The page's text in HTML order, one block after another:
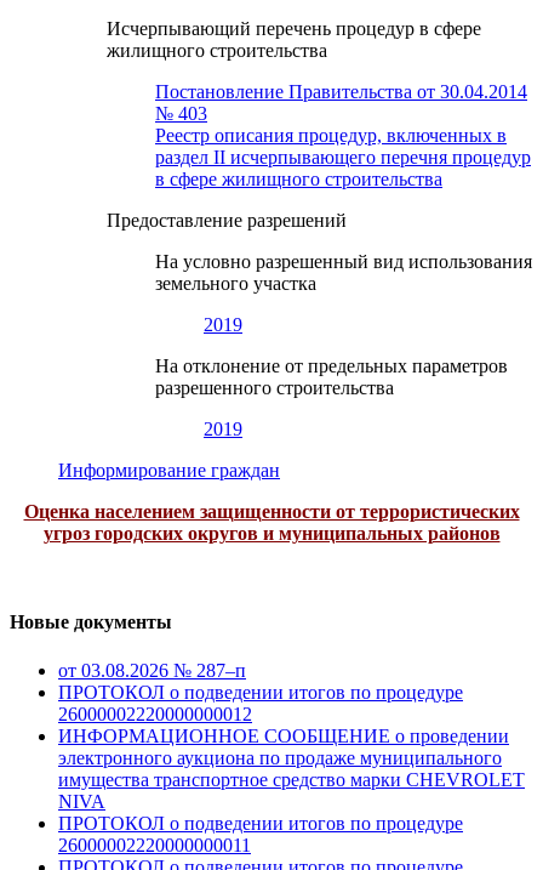
Исчерпывающий перечень процедур в сфере
жилищного строительства
Постановление Правительства от 30.04.2014
№ 403
Реестр описания процедур, включенных в
раздел II исчерпывающего перечня процедур
в сфере жилищного строительства
Предоставление разрешений
На условно разрешенный вид использования
земельного участка
2019
На отклонение от предельных параметров
разрешенного строительства
2019
Информирование граждан
Оценка населением защищенности от террористических
угроз городских округов и муниципальных районов
Новые документы
от 03.08.2026 № 287–п
ПРОТОКОЛ о подведении итогов по процедуре
26000002220000000012
ИНФОРМАЦИОННОЕ СООБЩЕНИЕ о проведении
электронного аукциона по продаже муниципального
имущества транспортное средство марки CHEVROLET
NIVA
ПРОТОКОЛ о подведении итогов по процедуре
26000002220000000011